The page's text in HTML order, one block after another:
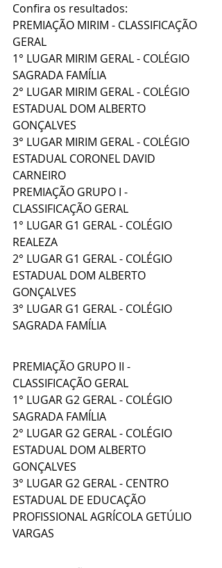
Confira os resultados:
PREMIAÇÃO MIRIM - CLASSIFICAÇÃO
GERAL
1° LUGAR MIRIM GERAL - COLÉGIO
SAGRADA FAMÍLIA
2° LUGAR MIRIM GERAL - COLÉGIO
ESTADUAL DOM ALBERTO
GONÇALVES
3° LUGAR MIRIM GERAL - COLÉGIO
ESTADUAL CORONEL DAVID
CARNEIRO
PREMIAÇÃO GRUPO I -
CLASSIFICAÇÃO GERAL
1° LUGAR G1 GERAL - COLÉGIO
REALEZA
2° LUGAR G1 GERAL - COLÉGIO
ESTADUAL DOM ALBERTO
GONÇALVES
3° LUGAR G1 GERAL - COLÉGIO
SAGRADA FAMÍLIA
PREMIAÇÃO GRUPO II -
CLASSIFICAÇÃO GERAL
1° LUGAR G2 GERAL - COLÉGIO
SAGRADA FAMÍLIA
2° LUGAR G2 GERAL - COLÉGIO
ESTADUAL DOM ALBERTO
GONÇALVES
3° LUGAR G2 GERAL - CENTRO
ESTADUAL DE EDUCAÇÃO
PROFISSIONAL AGRÍCOLA GETÚLIO
VARGAS